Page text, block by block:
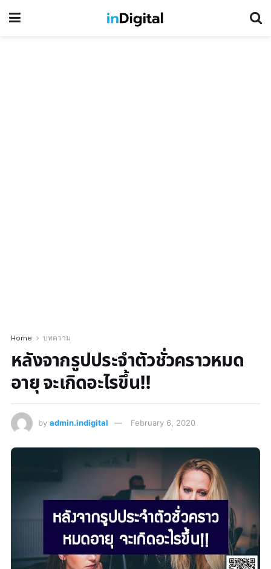
Home บทความ
หลังจากรูปประจำตัวชั่วคราวหมด
อายุ จะเกิดอะไรขึ้น!!
by admin.indigital February 6, 2020